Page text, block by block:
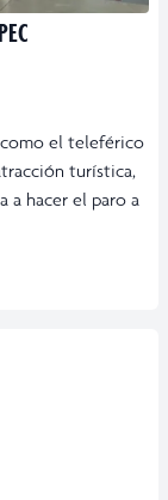
el teleférico
turística,
a hacer el paro a